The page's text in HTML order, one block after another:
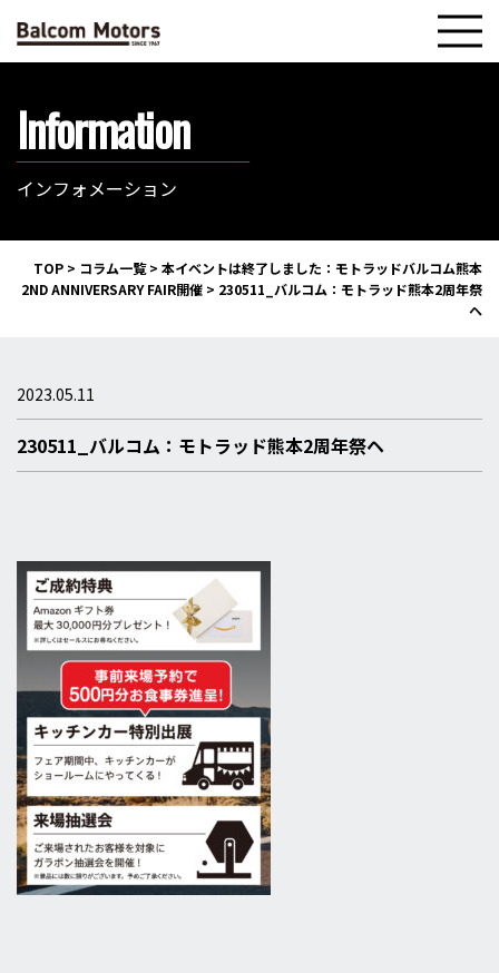
Information
インフォメーション
TOP > コラム一覧> 本イベントは終了しました：モトラッドバルコム熊本
2ND ANNIVERSARY FAIR開催 > 230511_バルコム：モトラッド熊本2周年祭
ヘ
2023.05.11
230511_バルコム：モトラッド熊本2周年祭ヘ